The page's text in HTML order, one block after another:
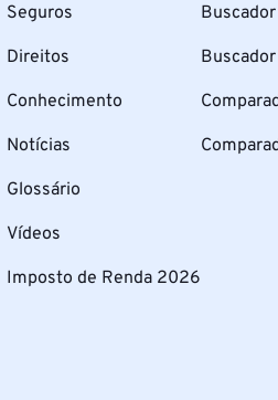
Seguros
Direitos
Conhecimento
Notícias
Glossário
Vídeos
Imposto de Renda 2026